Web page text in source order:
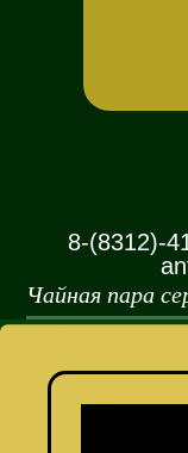
8-(8312)-
Чайная пара